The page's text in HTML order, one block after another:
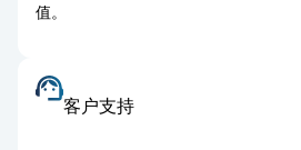
值。
客户支持